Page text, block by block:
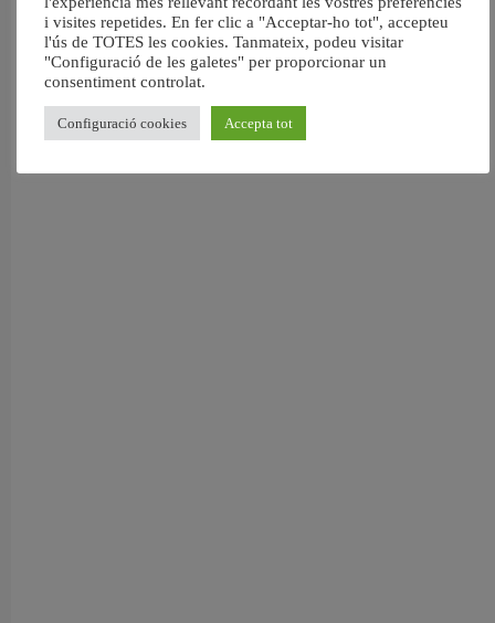
València reforma l’Escola Infantil Pardalets i instal·larà aire condicionat a totes
les aules
5 agost, 2026
i visites repetides. En fer clic a "Acceptar-ho tot", accepteu
l'ús de TOTES les cookies. Tanmateix, podeu visitar
"Configuració de les galetes" per proporcionar un
consentiment controlat.
Configuració cookies Accepta tot